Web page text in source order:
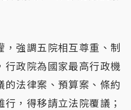
，強調五院相互尊重、制
行政院為國家最高行政機
的法律案、預算案、條約
，得移請立法院覆議；